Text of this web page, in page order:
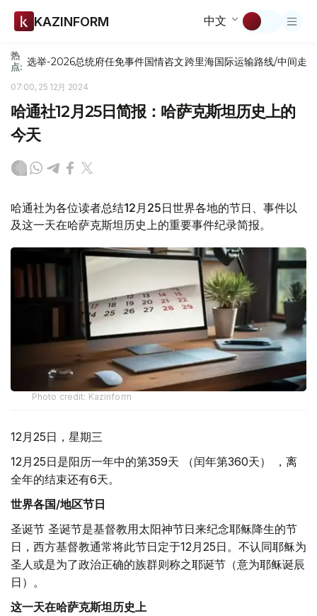
KAZINFORM 中文
热
点: 选举-2026总统府任免事件国情咨文跨里海国际运输路线/中间走廊
07:00, 25 12月 2024
哈通社12月25日简报：哈萨克斯坦历史上的
今天
哈通社为各位读者总结12月25日世界各地的节日、事件以
及这一天在哈萨克斯坦历史上的重要事件纪录简报。
Photo credit: Kazinform
12月25日，星期三
12月25日是阳历一年中的第359天 （闰年第360天） ，离
全年的结束还有6天。
世界各国/地区节日
圣诞节 圣诞节是基督教用太阳神节日来纪念耶稣降生的节
日，西方基督教通常将此节日定于12月25日。不认同耶稣为
圣人或是为了政治正确的族群则称之耶诞节（意为耶稣诞辰
日）。
这一天在哈萨克斯坦历史上